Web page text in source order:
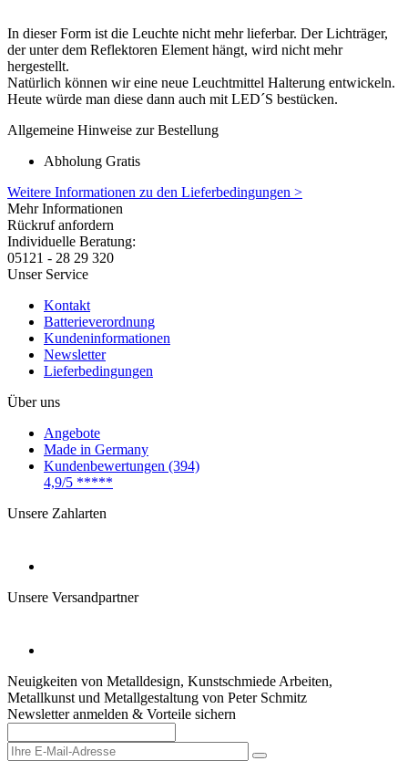
In dieser Form ist die Leuchte nicht mehr lieferbar. Der Lichträger,
der unter dem Reflektoren Element hängt, wird nicht mehr
hergestellt.
Natürlich können wir eine neue Leuchtmittel Halterung entwickeln.
Heute würde man diese dann auch mit LED´S bestücken.
Allgemeine Hinweise zur Bestellung
Abholung Gratis
Weitere Informationen zu den Lieferbedingungen >
Mehr Informationen
Rückruf anfordern
Individuelle Beratung:
05121 - 28 29 320
Unser Service
Kontakt
Batterieverordnung
Kundeninformationen
Newsletter
Lieferbedingungen
Über uns
Angebote
Made in Germany
Kundenbewertungen (394)
4,9/5 *****
Unsere Zahlarten
Unsere Versandpartner
Neuigkeiten von Metalldesign, Kunstschmiede Arbeiten,
Metallkunst und Metallgestaltung von Peter Schmitz
Newsletter anmelden & Vorteile sichern